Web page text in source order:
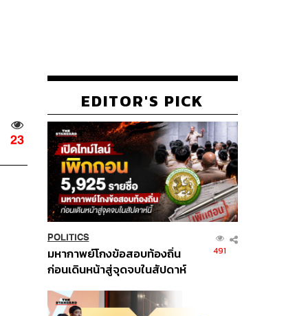
23
EDITOR'S PICK
POLITICS
มหากาพย์โกงข้อสอบท้องถิ่น
ก่อนเดินหน้าสู่จุดจบในสัปดาห์
491